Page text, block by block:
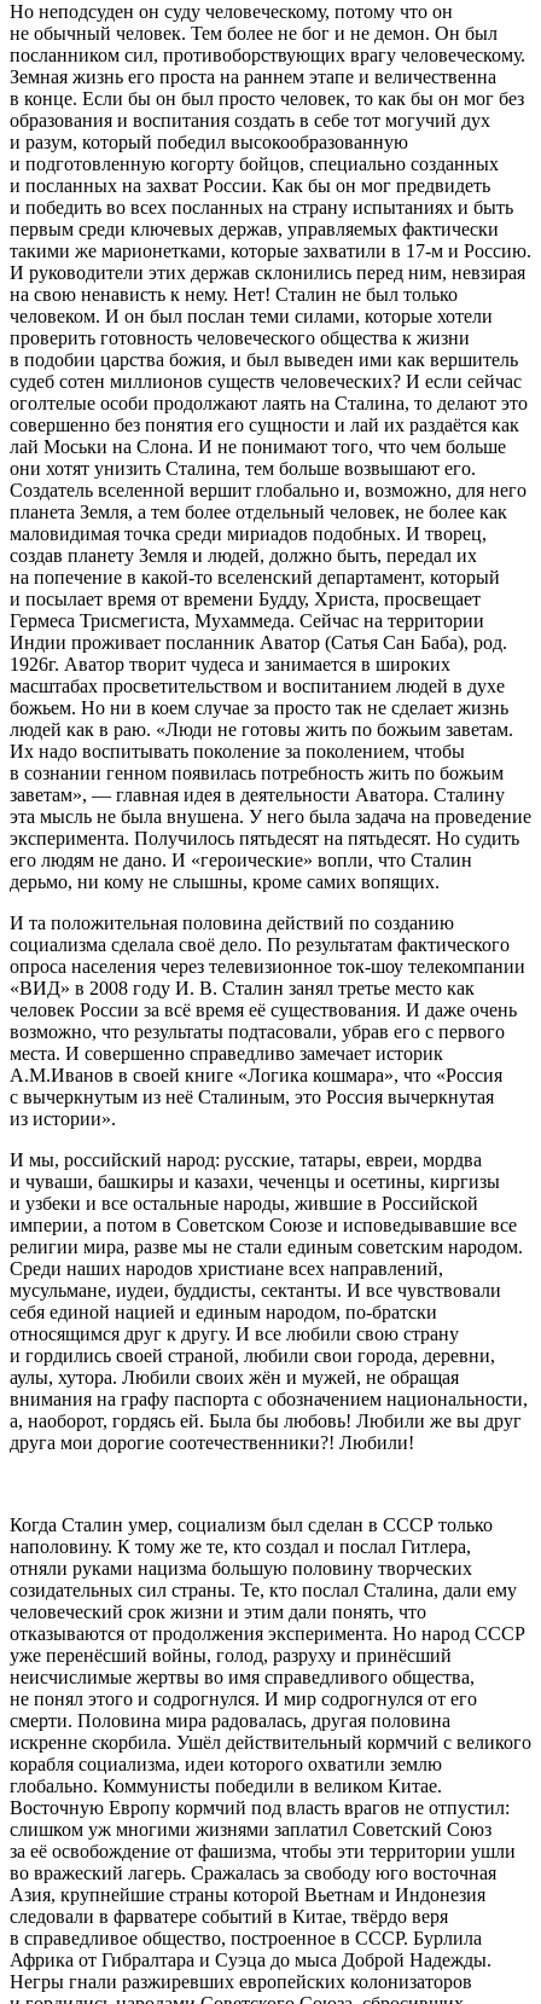
Но неподсуден он суду человеческому, потому что он
не обычный человек. Тем более не бог и не демон. Он был
посланником сил, противоборствующих врагу человеческому.
Земная жизнь его проста на раннем этапе и величественна
в конце. Если бы он был просто человек, то как бы он мог без
образования и воспитания создать в себе тот могучий дух
и разум, который победил высокообразованную
и подготовленную когорту бойцов, специально созданных
и посланных на захват России. Как бы он мог предвидеть
и победить во всех посланных на страну испытаниях и быть
первым среди ключевых держав, управляемых фактически
такими же марионетками, которые захватили в 17-м и Россию.
И руководители этих держав склонились перед ним, невзирая
на свою ненависть к нему. Нет! Сталин не был только
человеком. И он был послан теми силами, которые хотели
проверить готовность человеческого общества к жизни
в подобии царства божия, и был выведен ими как вершитель
судеб сотен миллионов существ человеческих? И если сейчас
оголтелые особи продолжают лаять на Сталина, то делают это
совершенно без понятия его сущности и лай их раздаётся как
лай Моськи на Слона. И не понимают того, что чем больше
они хотят унизить Сталина, тем больше возвышают его.
Создатель вселенной вершит глобально и, возможно, для него
планета Земля, а тем более отдельный человек, не более как
маловидимая точка среди мириадов подобных. И творец,
создав планету Земля и людей, должно быть, передал их
на попечение в какой-то вселенский департамент, который
и посылает время от времени Будду, Христа, просвещает
Гермеса Трисмегиста, Мухаммеда. Сейчас на территории
Индии проживает посланник Аватор (Сатья Сан Баба), род.
1926г. Аватор творит чудеса и занимается в широких
масштабах просветительством и воспитанием людей в духе
божьем. Но ни в коем случае за просто так не сделает жизнь
людей как в раю. «Люди не готовы жить по божьим заветам.
Их надо воспитывать поколение за поколением, чтобы
в сознании генном появилась потребность жить по божьим
заветам», — главная идея в деятельности Аватора. Сталину
эта мысль не была внушена. У него была задача на проведение
эксперимента. Получилось пятьдесят на пятьдесят. Но судить
его людям не дано. И «героические» вопли, что Сталин
дерьмо, ни кому не слышны, кроме самих вопящих.
И та положительная половина действий по созданию
социализма сделала своё дело. По результатам фактического
опроса населения через телевизионное ток-шоу телекомпании
«ВИД» в 2008 году И. В. Сталин занял третье место как
человек России за всё время её существования. И даже очень
возможно, что результаты подтасовали, убрав его с первого
места. И совершенно справедливо замечает историк
А.М.Иванов в своей книге «Логика кошмара», что «Россия
с вычеркнутым из неё Сталиным, это Россия вычеркнутая
из истории».
И мы, российский народ: русские, татары, евреи, мордва
и чуваши, башкиры и казахи, чеченцы и осетины, киргизы
и узбеки и все остальные народы, жившие в Российской
империи, а потом в Советском Союзе и исповедывавшие все
религии мира, разве мы не стали единым советским народом.
Среди наших народов христиане всех направлений,
мусульмане, иудеи, буддисты, сектанты. И все чувствовали
себя единой нацией и единым народом, по-братски
относящимся друг к другу. И все любили свою страну
и гордились своей страной, любили свои города, деревни,
аулы, хутора. Любили своих жён и мужей, не обращая
внимания на графу паспорта с обозначением национальности,
а, наоборот, гордясь ей. Была бы любовь! Любили же вы друг
друга мои дорогие соотечественники?! Любили!
Когда Сталин умер, социализм был сделан в СССР только
наполовину. К тому же те, кто создал и послал Гитлера,
отняли руками нацизма большую половину творческих
созидательных сил страны. Те, кто послал Сталина, дали ему
человеческий срок жизни и этим дали понять, что
отказываются от продолжения эксперимента. Но народ СССР
уже перенёсший войны, голод, разруху и принёсший
неисчислимые жертвы во имя справедливого общества,
не понял этого и содрогнулся. И мир содрогнулся от его
смерти. Половина мира радовалась, другая половина
искренне скорбила. Ушёл действительный кормчий с великого
корабля социализма, идеи которого охватили землю
глобально. Коммунисты победили в великом Китае.
Восточную Европу кормчий под власть врагов не отпустил:
слишком уж многими жизнями заплатил Советский Союз
за её освобождение от фашизма, чтобы эти территории ушли
во вражеский лагерь. Сражалась за свободу юго восточная
Азия, крупнейшие страны которой Вьетнам и Индонезия
следовали в фарватере событий в Китае, твёрдо веря
в справедливое общество, построенное в СССР. Бурлила
Африка от Гибралтара и Суэца до мыса Доброй Надежды.
Негры гнали разжиревших европейских колонизаторов